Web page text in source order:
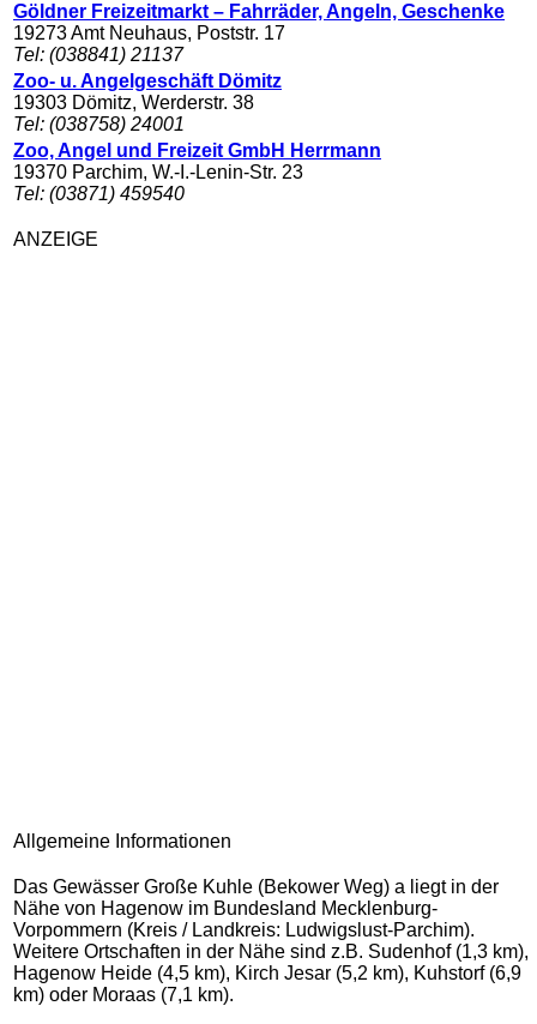
Göldner Freizeitmarkt – Fahrräder, Angeln, Geschenke
19273 Amt Neuhaus, Poststr. 17
Tel: (038841) 21137
Zoo- u. Angelgeschäft Dömitz
19303 Dömitz, Werderstr. 38
Tel: (038758) 24001
Zoo, Angel und Freizeit GmbH Herrmann
19370 Parchim, W.-I.-Lenin-Str. 23
Tel: (03871) 459540
ANZEIGE
Allgemeine Informationen
Das Gewässer Große Kuhle (Bekower Weg) a liegt in der
Nähe von Hagenow im Bundesland Mecklenburg-
Vorpommern (Kreis / Landkreis: Ludwigslust-Parchim).
Weitere Ortschaften in der Nähe sind z.B. Sudenhof (1,3 km),
Hagenow Heide (4,5 km), Kirch Jesar (5,2 km), Kuhstorf (6,9
km) oder Moraas (7,1 km).